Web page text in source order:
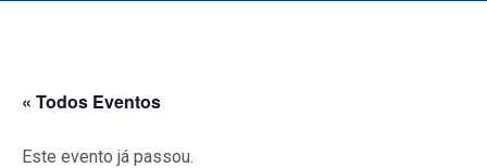
« Todos Eventos
Este evento já passou.